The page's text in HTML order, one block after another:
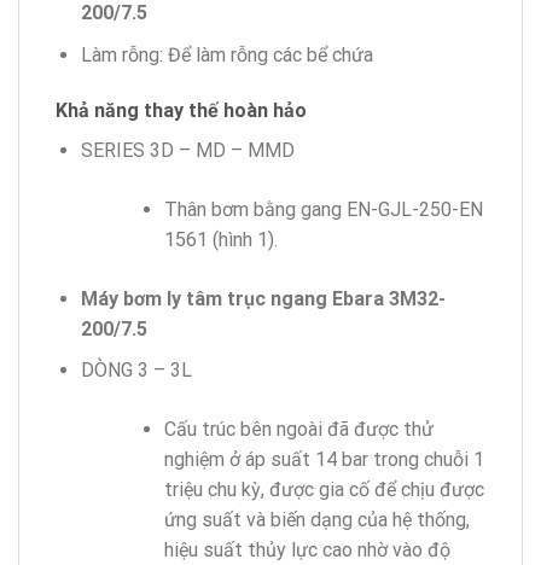
200/7.5
Làm rỗng: Để làm rỗng các bể chứa
Khả năng thay thế hoàn hảo
SERIES 3D – MD – MMD
Thân bơm bằng gang EN-GJL-250-EN
1561 (hình 1).
Máy bơm ly tâm trục ngang Ebara 3M32-
200/7.5
DÒNG 3 – 3L
Cấu trúc bên ngoài đã được thử
nghiệm ở áp suất 14 bar trong chuỗi 1
triệu chu kỳ, được gia cố để chịu được
ứng suất và biến dạng của hệ thống,
hiệu suất thủy lực cao nhờ vào độ